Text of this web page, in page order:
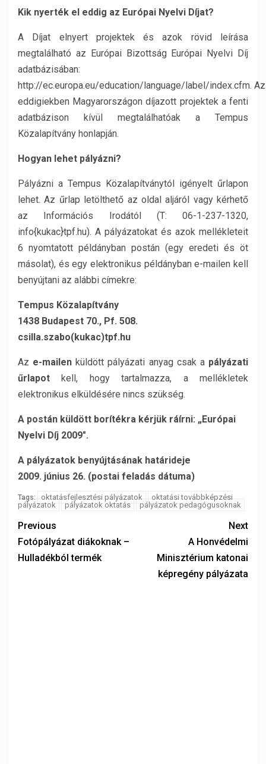
Kik nyerték el eddig az Európai Nyelvi Díjat?
A Díjat elnyert projektek és azok rövid leírása
megtalálható az Európai Bizottság Európai Nyelvi Díj
adatbázisában:
http://ec.europa.eu/education/language/label/index.cfm. Az
eddigiekben Magyarországon díjazott projektek a fenti
adatbázison kívül megtalálhatóak a Tempus
Közalapítvány honlapján.
Hogyan lehet pályázni?
Pályázni a Tempus Közalapítványtól igényelt űrlapon
lehet. Az űrlap letölthető az oldal aljáról vagy kérhető
az Információs Irodától (T: 06-1-237-1320,
info{kukac}tpf.hu). A pályázatokat és azok mellékleteit
6 nyomtatott példányban postán (egy eredeti és öt
másolat), és egy elektronikus példányban e-mailen kell
benyújtani az alábbi címekre:
Tempus Közalapítvány
1438 Budapest 70., Pf. 508.
csilla.szabo(kukac)tpf.hu
Az e-mailen küldött pályázati anyag csak a pályázati
űrlapot kell, hogy tartalmazza, a mellékletek
elektronikus elküldésére nincs szükség.
A postán küldött borítékra kérjük ráírni: „Európai
Nyelvi Díj 2009″.
A pályázatok benyújtásának határideje
2009. június 26. (postai feladás dátuma)
Tags: oktatásfejlesztési pályázatok
oktatási továbbképzési
pályázatok
pályázatok oktatás pályázatok pedagógusoknak
Previous
Fotópályázat diákoknak –
Hulladékból termék
Next
A Honvédelmi
Minisztérium katonai
képregény pályázata